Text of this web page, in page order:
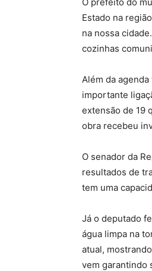
Estado na
na nossa
cozinhas
Além da
importante
extensão de 19
obra recebeu
O senador da
resultados de
tem uma
Já o deputado
água limpa na
atual,
vem garantindo